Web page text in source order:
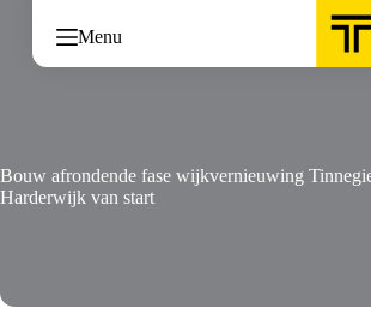
inhoud
Menu
Bouw afrondende fase wijkvernieuwing
Harderwijk van start